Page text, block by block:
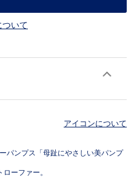
ついて
アイコンについて
パンプス「母趾にやさしい美パンプ
ーファー。